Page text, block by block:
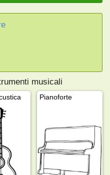
musicali
Pianoforte